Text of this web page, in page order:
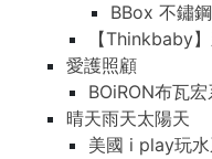
BBox 不鏽
【Thinkbaby
愛護照顧
BOiRON布瓦
晴天雨天太陽天
美國 i play玩